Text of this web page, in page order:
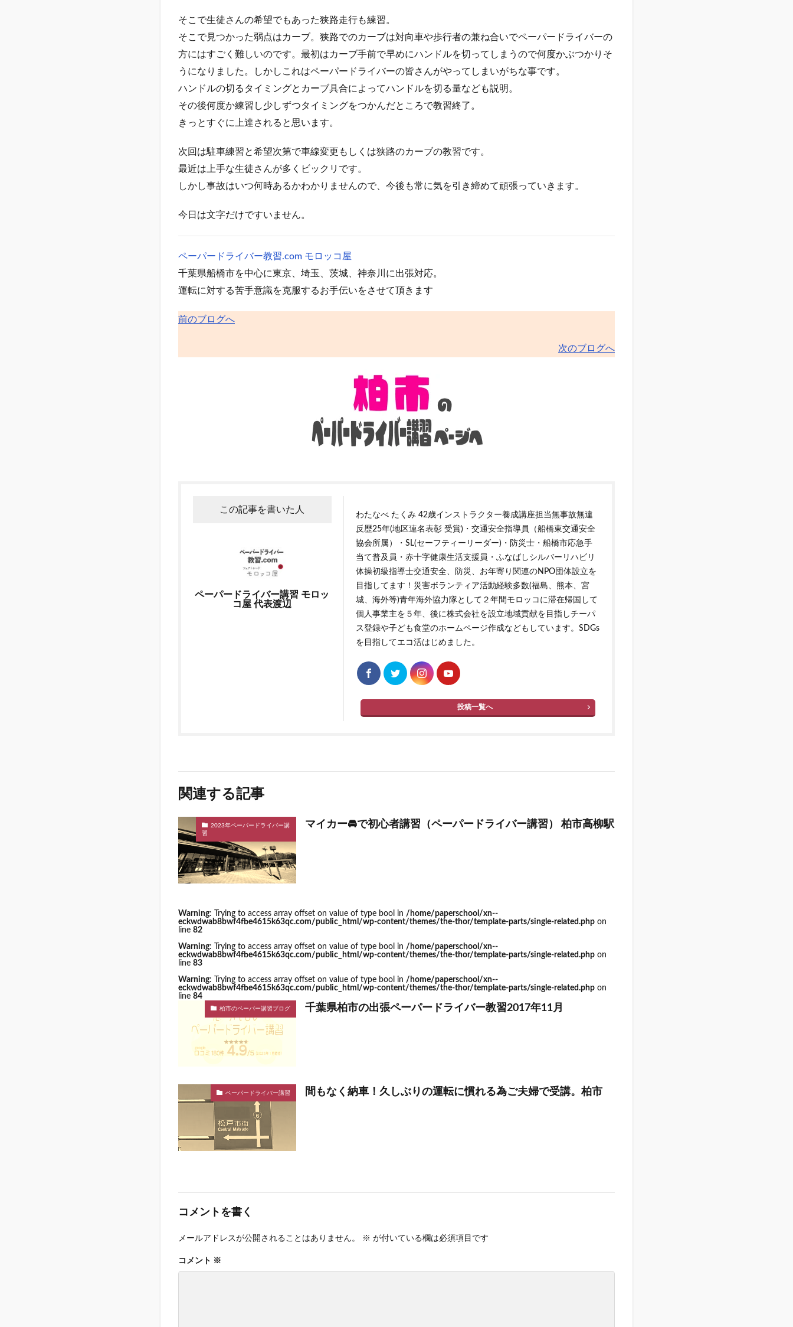
そこで生徒さんの希望でもあった狭路走行も練習。
そこで見つかった弱点はカーブ。狭路でのカーブは対向車や歩行者の兼ね合いでペーパードライバーの
方にはすごく難しいのです。最初はカーブ手前で早めにハンドルを切ってしまうので何度かぶつかりそ
うになりました。しかしこれはペーパードライバーの皆さんがやってしまいがちな事です。
ハンドルの切るタイミングとカーブ具合によってハンドルを切る量なども説明。
その後何度か練習し少しずつタイミングをつかんだところで教習終了。
きっとすぐに上達されると思います。
次回は駐車練習と希望次第で車線変更もしくは狭路のカーブの教習です。
最近は上手な生徒さんが多くビックリです。
しかし事故はいつ何時あるかわかりませんので、今後も常に気を引き締めて頑張っていきます。
今日は文字だけですいません。
ペーパードライバー教習.com モロッコ屋
千葉県船橋市を中心に東京、埼玉、茨城、神奈川に出張対応。
運転に対する苦手意識を克服するお手伝いをさせて頂きます
前のブログへ
次のブログへ
この記事を書いた人
ペーパードライバー講習 モロッ
コ屋 代表渡辺
わたなべ たくみ 42歳インストラクター養成講座担当無事故無違
反歴25年(地区連名表彰 受賞)・交通安全指導員（船橋東交通安全
協会所属）・SL(セーフティーリーダー)・防災士・船橋市応急手
当て普及員・赤十字健康生活支援員・ふなばしシルバーリハビリ
体操初級指導士交通安全、防災、お年寄り関連のNPO団体設立を
目指してます！災害ボランティア活動経験多数(福島、熊本、宮
城、海外等)青年海外協力隊として２年間モロッコに滞在帰国して
個人事業主を５年、後に株式会社を設立地域貢献を目指しチーパ
ス登録や子ども食堂のホームページ作成などもしています。SDGs
を目指してエコ活はじめました。
投稿一覧へ
関連する記事
2023年ペーパードライバー講
習
マイカー🚘で初心者講習（ペーパードライバー講習） 柏市高柳駅
Warning: Trying to access array offset on value of type bool in /home/paperschool/xn--
eckwdwab8bwf4fbe4615k63qc.com/public_html/wp-content/themes/the-thor/template-parts/single-related.php on
line 82
Warning: Trying to access array offset on value of type bool in /home/paperschool/xn--
eckwdwab8bwf4fbe4615k63qc.com/public_html/wp-content/themes/the-thor/template-parts/single-related.php on
line 83
Warning: Trying to access array offset on value of type bool in /home/paperschool/xn--
eckwdwab8bwf4fbe4615k63qc.com/public_html/wp-content/themes/the-thor/template-parts/single-related.php on
line 84
柏市のペーパー講習ブログ 千葉県柏市の出張ペーパードライバー教習2017年11月
ペーパードライバー講習 間もなく納車！久しぶりの運転に慣れる為ご夫婦で受講。柏市
コメントを書く
メールアドレスが公開されることはありません。 ※ が付いている欄は必須項目です
コメント ※